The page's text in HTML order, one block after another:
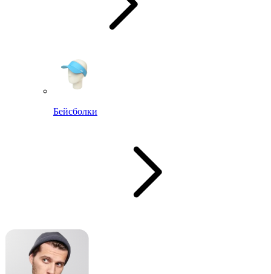
Бейсболки